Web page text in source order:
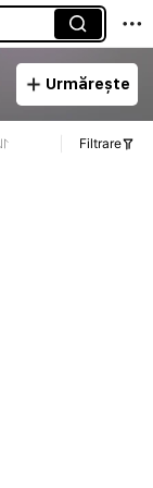
Urmărește
Filtrare